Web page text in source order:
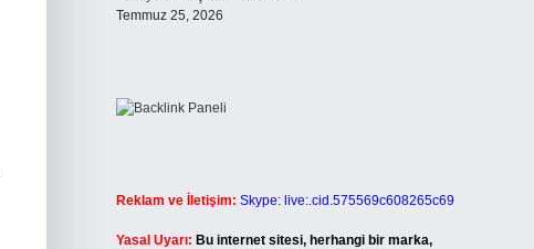
Temmuz 25, 2026
Reklam ve İletişim: Skype: live:.cid.575569c608265c69
Yasal Uyarı: Bu internet sitesi, herhangi bir marka,